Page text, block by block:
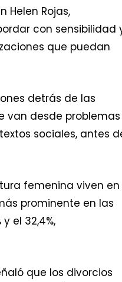
Helen Rojas,
con sensibilidad
que puedan
detrás de las
van desde problemas
sociales, antes
femenina viven en
prominente en las
el 32,4%,
que los divorcios